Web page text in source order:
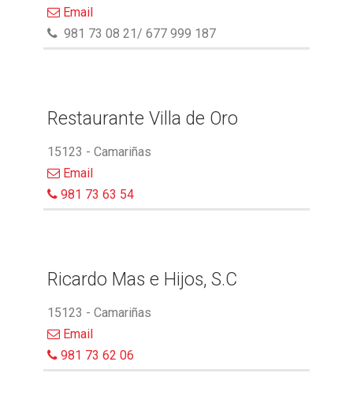
Email
981 73 08 21/ 677 999 187
Restaurante Villa de Oro
15123 - Camariñas
Email
981 73 63 54
Ricardo Mas e Hijos, S.C
15123 - Camariñas
Email
981 73 62 06